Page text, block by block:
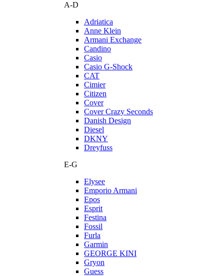
A-D
Adriatica
Anne Klein
Armani Exchange
Candino
Casio
Casio G-Shock
CAT
Cimier
Citizen
Cover
Cover Crazy Seconds
Danish Design
Diesel
DKNY
Dreyfuss
E-G
Elysee
Emporio Armani
Epos
Esprit
Festina
Fossil
Furla
Garmin
GEORGE KINI
Gryon
Guess